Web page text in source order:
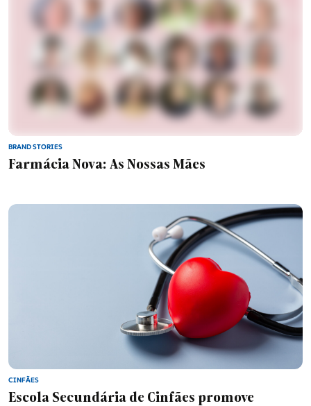
BRAND STORIES
Farmácia Nova: As Nossas Mães
CINFÃES
Escola Secundária de Cinfães promove